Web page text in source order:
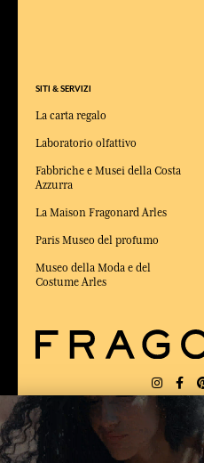
SITI & SERVIZI
La carta regalo
Laboratorio olfattivo
Fabbriche e Musei della Costa
Azzurra
La Maison Fragonard Arles
Paris Museo del profumo
Museo della Moda e del
Costume Arles
CONSEGNA: FR